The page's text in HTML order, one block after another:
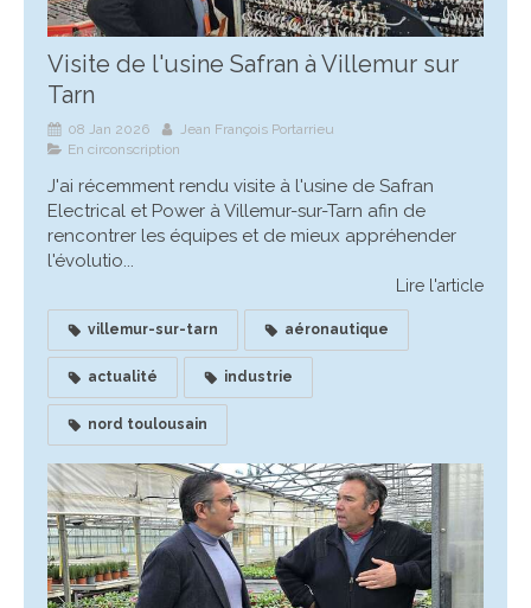
Visite de l'usine Safran à Villemur sur
Tarn
08 Jan 2026
Jean François Portarrieu
En circonscription
J'ai récemment rendu visite à l'usine de Safran
Electrical et Power à Villemur-sur-Tarn afin de
rencontrer les équipes et de mieux appréhender
l'évolutio...
Lire l'article
villemur-sur-tarn aéronautique
actualité industrie
nord toulousain